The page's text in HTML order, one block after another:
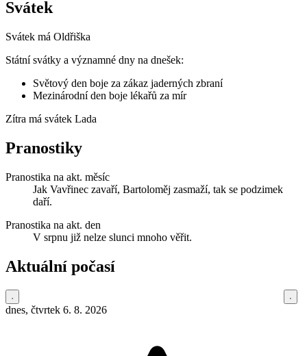
Svátek
Svátek má Oldřiška
Státní svátky a významné dny na dnešek:
Světový den boje za zákaz jaderných zbraní
Mezinárodní den boje lékařů za mír
Zítra má svátek Lada
Pranostiky
Pranostika na akt. měsíc
Jak Vavřinec zavaří, Bartoloměj zasmaží, tak se podzimek
daří.
Pranostika na akt. den
V srpnu již nelze slunci mnoho věřit.
Aktuální počasí
dnes, čtvrtek 6. 8. 2026